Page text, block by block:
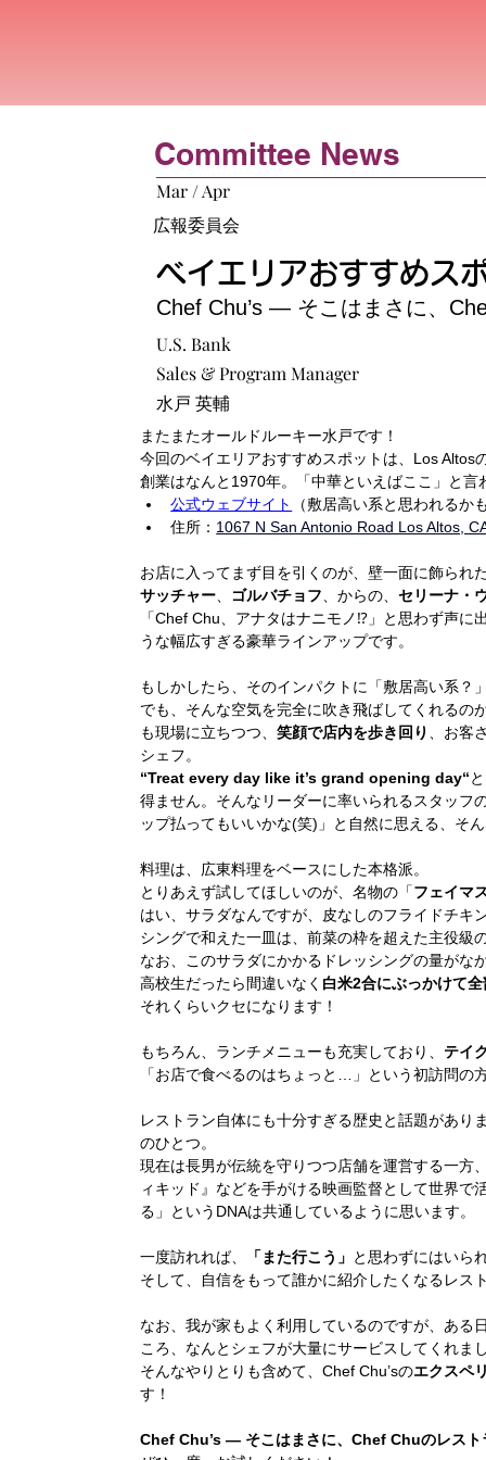
Committee News
Mar / Apr
広報委員会
ベイエリアおすすめス
Chef Chu’s ― そこはまさに、
U.S. Bank
Sales & Program Manager
水戸 英輔
またまたオールドルーキー水戸です！
今回のベイエリアおすすめスポットは、Los Altos
創業はなんと1970年。「中華といえばここ」と言
公式ウェブサイト
（敷居高い系と思われるか
住所： 1067 N San Antonio Road Los Altos,
お店に入ってまず目を引くのが、壁一面に飾られ
サッチャー
ゴルバチョフ 、からの、セリーナ・
「Chef Chu、アナタはナニモノ⁉︎」と思わず声
うな幅広すぎる豪華ラインアップです。
もしかしたら、そのインパクトに「敷居高い系？
でも、そんな空気を完全に吹き飛ばしてくれるの
も現場に立ちつつ、笑顔で店内を歩き回り 、お客
シェフ。
“Treat every day like it’s grand opening day“
得ません。そんなリーダーに率いられるスタッフ
ップ払ってもいいかな(笑)」と自然に思える、そん
料理は、広東料理をベースにした本格派。
とりあえず試してほしいのが、名物の「フェイマ
はい、サラダなんですが、皮なしのフライドチキ
シングで和えた一皿は、前菜の枠を超えた主役級
なお、このサラダにかかるドレッシングの量がな
高校生だったら間違いなく 白米2合にぶっかけて
それくらいクセになります！
もちろん、ランチメニューも充実しており、 テイ
「お店で食べるのはちょっと…」という初訪問の
レストラン自体にも十分すぎる歴史と話題があり
のひとつ。
現在は長男が伝統を守りつつ店舗を運営する一方
ィキッド』などを手がける映画監督として世界
る」というDNAは共通しているように思います。
一度訪れれば、 「また行こう」 と思わずにはいら
そして、自信をもって誰かに紹介したくなるレスト
なお、我が家もよく利用しているのですが、ある
ころ、なんとシェフが大量にサービスしてくれまし
そんなやりとりも含めて、Chef Chu’sのエクスペ
す！
Chef Chu’s ― そこはまさに、Chef Chuのレスト